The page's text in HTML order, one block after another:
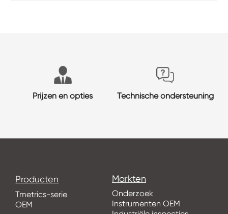
Prijzen en opties Technische ondersteuning
Producten
Tmetrics-serie
OEM
Markten
Onderzoek
Instrumenten OEM